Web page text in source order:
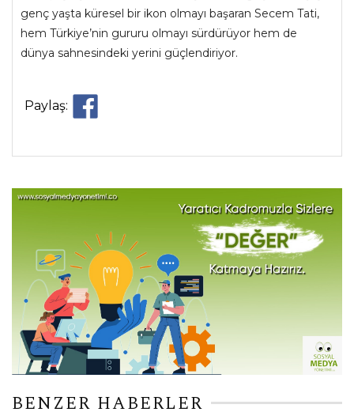
genç yaşta küresel bir ikon olmayı başaran Secem Tati,
hem Türkiye’nin gururu olmayı sürdürüyor hem de
dünya sahnesindeki yerini güçlendiriyor.
Paylaş:
BENZER HABERLER